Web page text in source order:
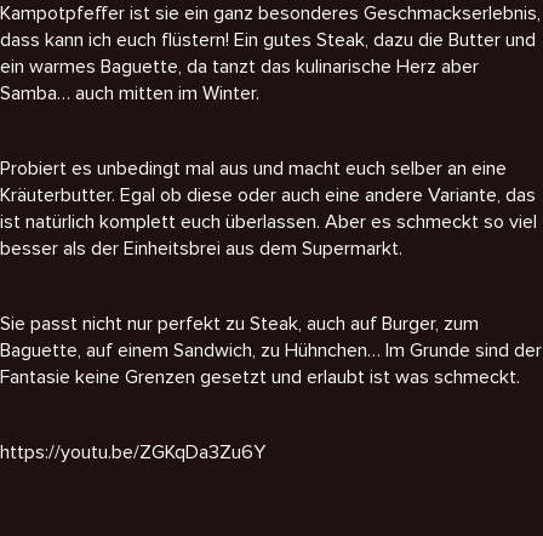
Kampotpfeffer ist sie ein ganz besonderes Geschmackserlebnis,
dass kann ich euch flüstern! Ein gutes Steak, dazu die Butter und
ein warmes Baguette, da tanzt das kulinarische Herz aber
Samba… auch mitten im Winter.
Probiert es unbedingt mal aus und macht euch selber an eine
Kräuterbutter. Egal ob diese oder auch eine andere Variante, das
ist natürlich komplett euch überlassen. Aber es schmeckt so viel
besser als der Einheitsbrei aus dem Supermarkt.
Sie passt nicht nur perfekt zu Steak, auch auf Burger, zum
Baguette, auf einem Sandwich, zu Hühnchen… Im Grunde sind der
Fantasie keine Grenzen gesetzt und erlaubt ist was schmeckt.
https://youtu.be/ZGKqDa3Zu6Y